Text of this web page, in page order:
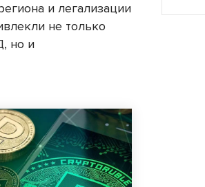
и легализации
не только
но и